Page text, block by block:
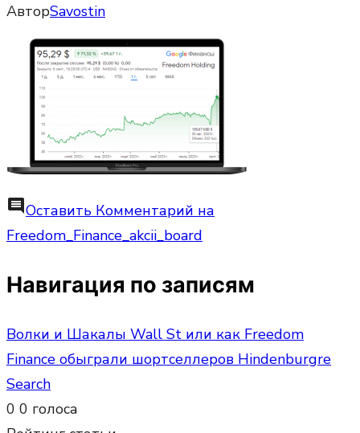
АвторSavostin
commentОставить Комментарий на
Freedom_Finance_akcii_board
Навигация по записям
Волки и Шакалы Wall St или как Freedom
Finance обыграли шортселлеров Hindenburgre
Search
0 0 голоса